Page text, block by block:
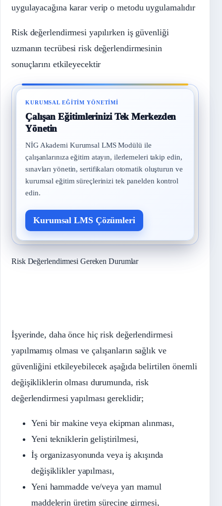
uygulayacağına karar verip o metodu uygulamalıdır
Risk değerlendirmesi yapılırken iş güvenliği
uzmanın tecrübesi risk değerlendirmesinin
sonuçlarını etkileyecektir
KURUMSAL EĞITIM YÖNETIMI
Çalışan Eğitimlerinizi Tek Merkezden
Yönetin
NİG Akademi Kurumsal LMS Modülü ile
çalışanlarınıza eğitim atayın, ilerlemeleri takip edin,
sınavları yönetin, sertifikaları otomatik oluşturun ve
kurumsal eğitim süreçlerinizi tek panelden kontrol
edin.
Kurumsal LMS Çözümleri
Risk Değerlendirmesi Gereken Durumlar
İşyerinde, daha önce hiç risk değerlendirmesi
yapılmamış olması ve çalışanların sağlık ve
güvenliğini etkileyebilecek aşağıda belirtilen önemli
değişikliklerin olması durumunda, risk
değerlendirmesi yapılması gereklidir;
Yeni bir makine veya ekipman alınması,
Yeni tekniklerin geliştirilmesi,
İş organizasyonunda veya iş akışında
değişiklikler yapılması,
Yeni hammadde ve/veya yarı mamul
maddelerin üretim sürecine girmesi,